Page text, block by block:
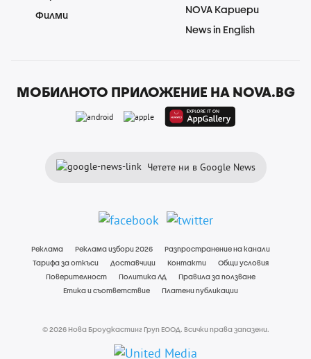
Филми
NOVA Кариери
News in English
МОБИЛНОТО ПРИЛОЖЕНИЕ НА NOVA.BG
Четете ни в Google News
Реклама Реклама избори 2026
Разпространение на канали
Тарифа за откъси
Доставчици Контакти
Общи условия
Поверителност
Политика ЛД
Правила за ползване
Етика и съответствие
Платени публикации
© 2026 Нова Броудкастинг Груп ЕООД. Всички права запазени.